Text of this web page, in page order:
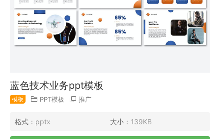
蓝色技术业务ppt模板
模板 PPT模板 推广
格式： pptx 大小： 139KB